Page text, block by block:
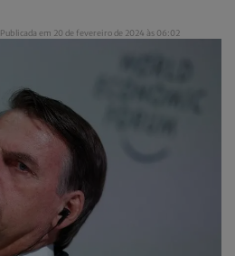
Publicada em 20 de fevereiro de 2024 às 06:02